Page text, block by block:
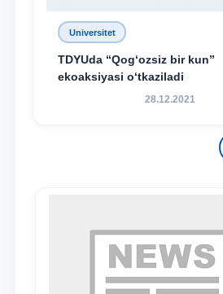
Universitet
TDYUda “Qog‘ozsiz bir kun”
ekoaksiyasi o‘tkaziladi
28.12.2021